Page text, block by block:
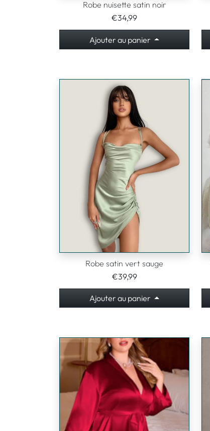
Robe nuisette satin noir
€34,99
Ajouter au panier
Robe satin vert sauge
€39,99
Ajouter au panier